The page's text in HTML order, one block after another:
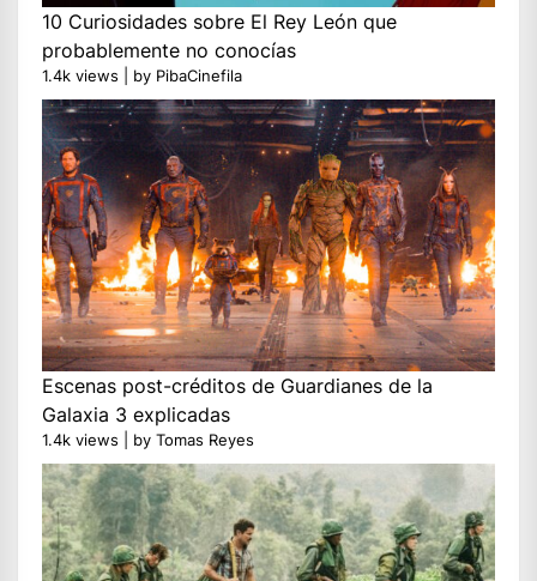
10 Curiosidades sobre El Rey León que
probablemente no conocías
1.4k views by PibaCinefila
Escenas post-créditos de Guardianes de la
Galaxia 3 explicadas
1.4k views by Tomas Reyes